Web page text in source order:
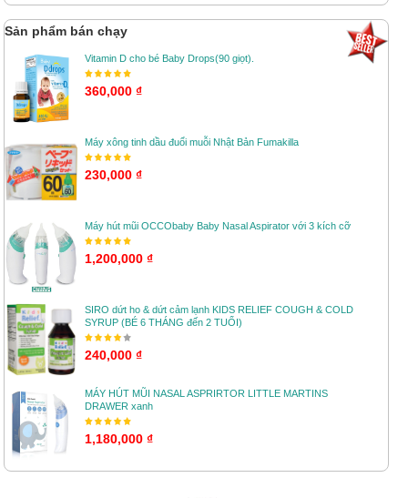
Sản phẩm bán chạy
Vitamin D cho bé Baby Drops(90 giọt).
360,000 ₫
Máy xông tinh dầu đuổi muỗi Nhật Bản Fumakilla
230,000 ₫
Máy hút mũi OCCObaby Baby Nasal Aspirator với 3 kích cỡ
1,200,000 ₫
SIRO dứt ho & dứt cảm lạnh KIDS RELIEF COUGH & COLD
SYRUP (BÉ 6 THÁNG đến 2 TUỔI)
240,000 ₫
MÁY HÚT MŨI NASAL ASPRIRTOR LITTLE MARTINS
DRAWER xanh
1,180,000 ₫